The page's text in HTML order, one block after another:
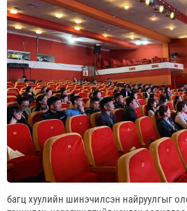
багц хуулийн шинэчилсэн найруулгыг